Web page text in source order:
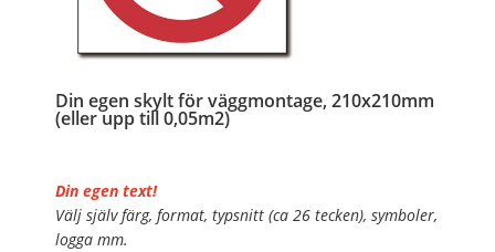
Din egen skylt för väggmontage, 210x210mm
(eller upp till 0,05m2)
Din egen text!
Välj själv färg, format, typsnitt (ca 26 tecken), symboler,
logga mm.